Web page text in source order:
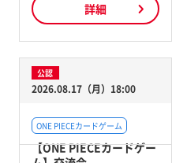
詳細
公認
2026.08.17（月）18:00
ONE PIECEカードゲーム
【ONE PIECEカードゲー